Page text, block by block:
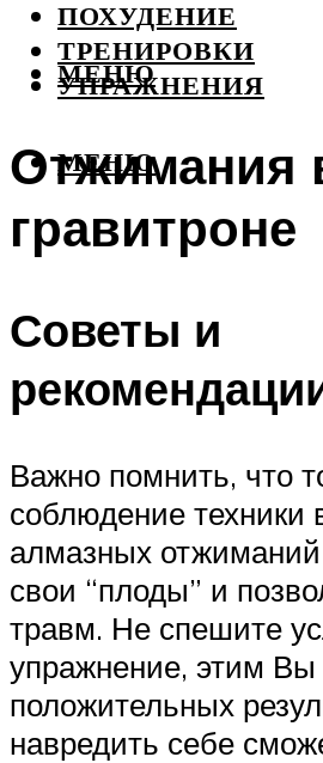
ПОХУДЕНИЕ
ТРЕНИРОВКИ
УПРАЖНЕНИЯ
МЕНЮ
МЕНЮ
Отжимания
гравитроне
Советы и
Важно помнить, что
соблюдение техники
алмазных отжиманий
свои “плоды” и
травм. Не спешите
упражнение, этим Вы
положительных
навредить себе